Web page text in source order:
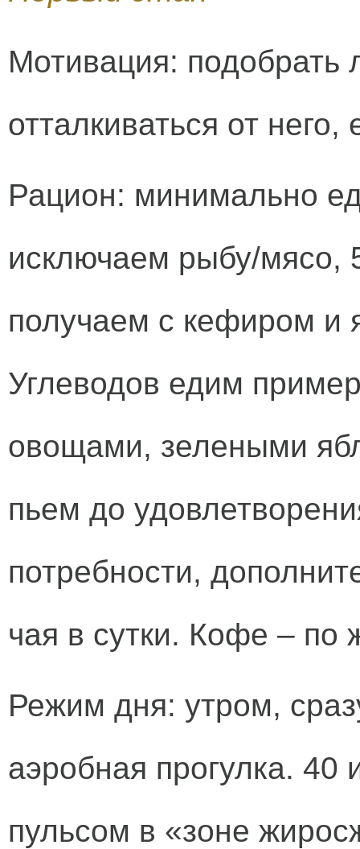
Мотивация: подобрать
отталкиваться от
Рацион: минимально
исключаем рыбу/мясо,
получаем с кефиром и
Углеводов едим
овощами, зелеными
пьем до
потребности,
чая в сутки. Кофе – по
Режим дня: утром,
аэробная прогулка.
пульсом в «зоне